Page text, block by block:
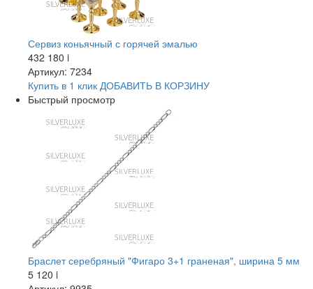
Сервиз коньячный с горячей эмалью
432 180 i
Артикул: 7234
Купить в 1 клик ДОБАВИТЬ В КОРЗИНУ
Быстрый просмотр
Браслет серебряный "Фигаро 3+1 граненая", ширина 5 мм
5 120 i